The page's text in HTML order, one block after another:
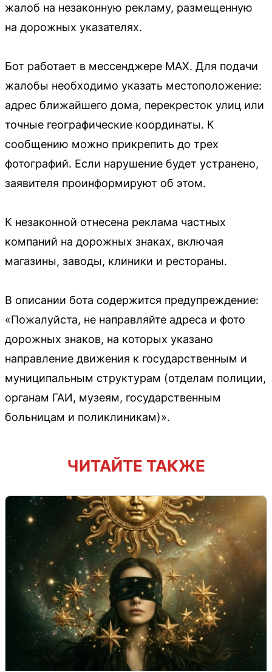
жалоб на незаконную рекламу, размещенную
на дорожных указателях.
Бот работает в мессенджере MAX. Для подачи
жалобы необходимо указать местоположение:
адрес ближайшего дома, перекресток улиц или
точные географические координаты. К
сообщению можно прикрепить до трех
фотографий. Если нарушение будет устранено,
заявителя проинформируют об этом.
К незаконной отнесена реклама частных
компаний на дорожных знаках, включая
магазины, заводы, клиники и рестораны.
В описании бота содержится предупреждение:
«Пожалуйста, не направляйте адреса и фото
дорожных знаков, на которых указано
направление движения к государственным и
муниципальным структурам (отделам полиции,
органам ГАИ, музеям, государственным
больницам и поликлиникам)».
ЧИТАЙТЕ ТАКЖЕ